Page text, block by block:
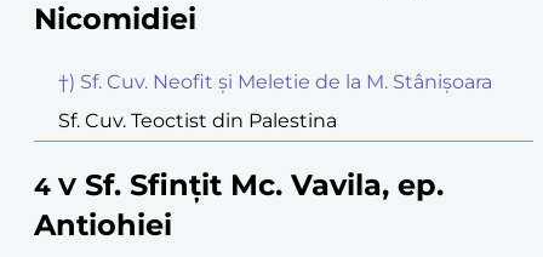
Nicomidiei
†) Sf. Cuv. Neofit și Meletie de la M. Stânișoara
Sf. Cuv. Teoctist din Palestina
4 V Sf. Sfințit Mc. Vavila, ep.
Antiohiei